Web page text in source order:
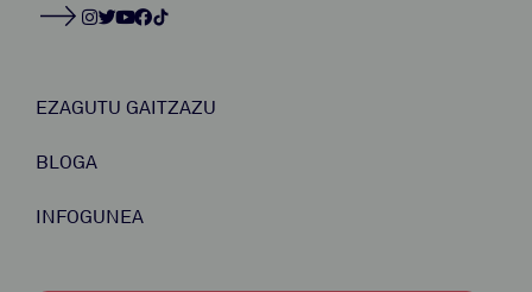
EZAGUTU GAITZAZU
BLOGA
INFOGUNEA